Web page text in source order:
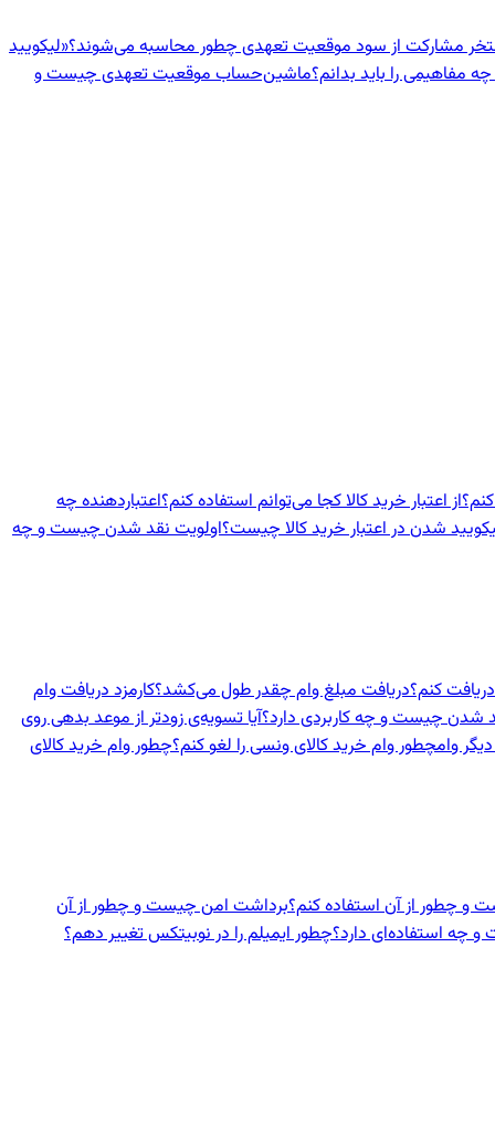
مشارکت از سود موقعیت تعهدی چطور محاسبه می‌شوند؟«لیکویید
مفاهیمی را باید بدانم؟ماشین‌حساب موقعیت تعهدی چیست و
از اعتبار خرید کالا کجا می‌توانم استفاده کنم؟اعتباردهنده‌ چه
شدن در اعتبار خرید کالا چیست؟اولویت نقد شدن چیست و چه
کنم؟دریافت مبلغ وام چقدر طول می‌کشد؟کارمزد دریافت وام
شدن چیست و چه کاربردی دارد؟آیا تسویه‌ی زودتر از موعد بدهی روی
وامچطور وام خرید کالای ونسی را لغو کنم؟چطور وام خرید کالای
و چطور از آن استفاده کنم؟برداشت امن چیست و چطور از آن
چه استفاده‌ای دارد؟چطور ایمیلم را در نوبیتکس تغییر دهم؟